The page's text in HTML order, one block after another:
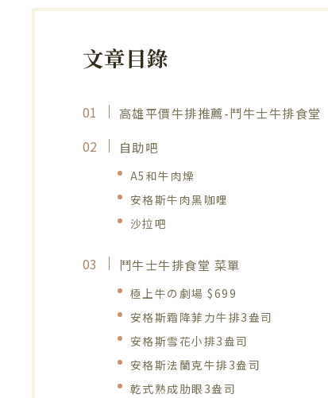
文章目錄
高雄平價牛排推薦-鬥牛士牛排食堂
自助吧
A5和牛肉燥
安格斯牛肉黑咖哩
沙拉吧
鬥牛士牛排食堂 菜單
極上牛の劇場 $699
安格斯霜降菲力牛排3盎司
安格斯雪花小排3盎司
安格斯法蘭克牛排3盎司
乾式熟成肋眼3盎司